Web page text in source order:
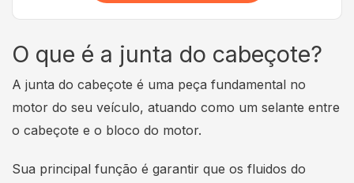
O que é a junta do cabeçote?
A junta do cabeçote é uma peça fundamental no
motor do seu veículo, atuando como um selante entre
o cabeçote e o bloco do motor.
Sua principal função é garantir que os fluidos do